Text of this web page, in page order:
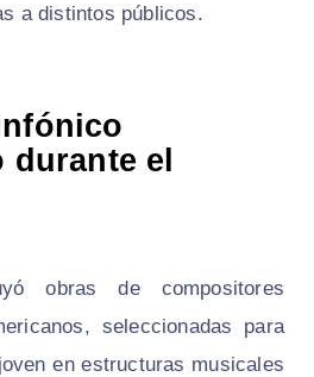
a distintos públicos.
el
obras de compositores
seleccionadas para
en estructuras musicales